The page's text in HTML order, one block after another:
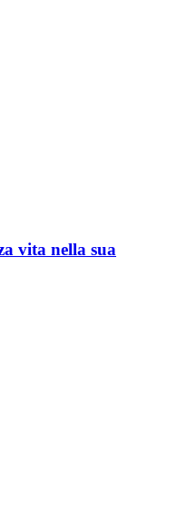
vita nella sua